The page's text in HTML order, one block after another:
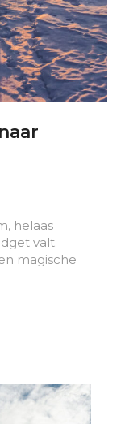
helaas
valt.
magische